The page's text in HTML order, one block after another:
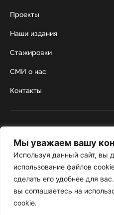
Мы уважаем вашу
Используя данный сайт, вы
использование файлов
сделать его удобнее для
вы соглашаетесь на
cookie.
Проекты
Наши издания
Стажировки
СМИ о нас
Контакты
+7 495 252 67 88
institut@nicrus.ru
При перепечатке текстовой
сайт обязательна